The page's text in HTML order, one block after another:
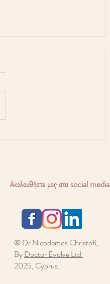
© Dr Nicodemos Christofi,
ByDoctor Evolve Ltd
2025, Cyprus.
Ακολουθήστε μας στα social media